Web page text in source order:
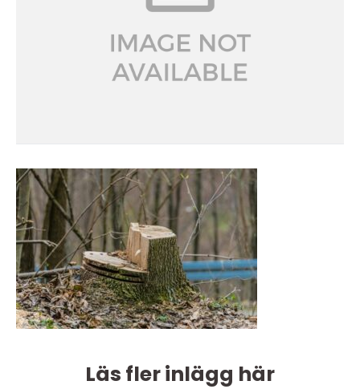
Läs fler inlägg här